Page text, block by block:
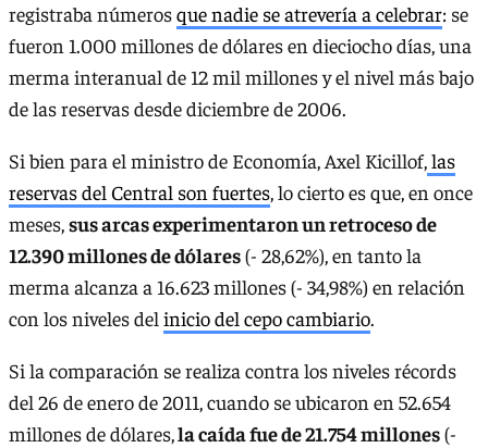
registraba númerosque nadie se atrevería a celebrar: se
fueron 1.000 millones de dólares en dieciocho días, una
merma interanual de 12 mil millones y el nivel más bajo
de las reservas desde diciembre de 2006.
Si bien para el ministro de Economía, Axel Kicillof,las
reservas del Central son fuertes, lo cierto es que, en once
meses,sus arcas experimentaron un retroceso de
12.390 millones de dólares(- 28,62%), en tanto la
merma alcanza a 16.623 millones (- 34,98%) en relación
con los niveles del inicio del cepo cambiario.
Si la comparación se realiza contra los niveles récords
del 26 de enero de 2011, cuando se ubicaron en 52.654
millones de dólares, la caída fue de 21.754 millones(-